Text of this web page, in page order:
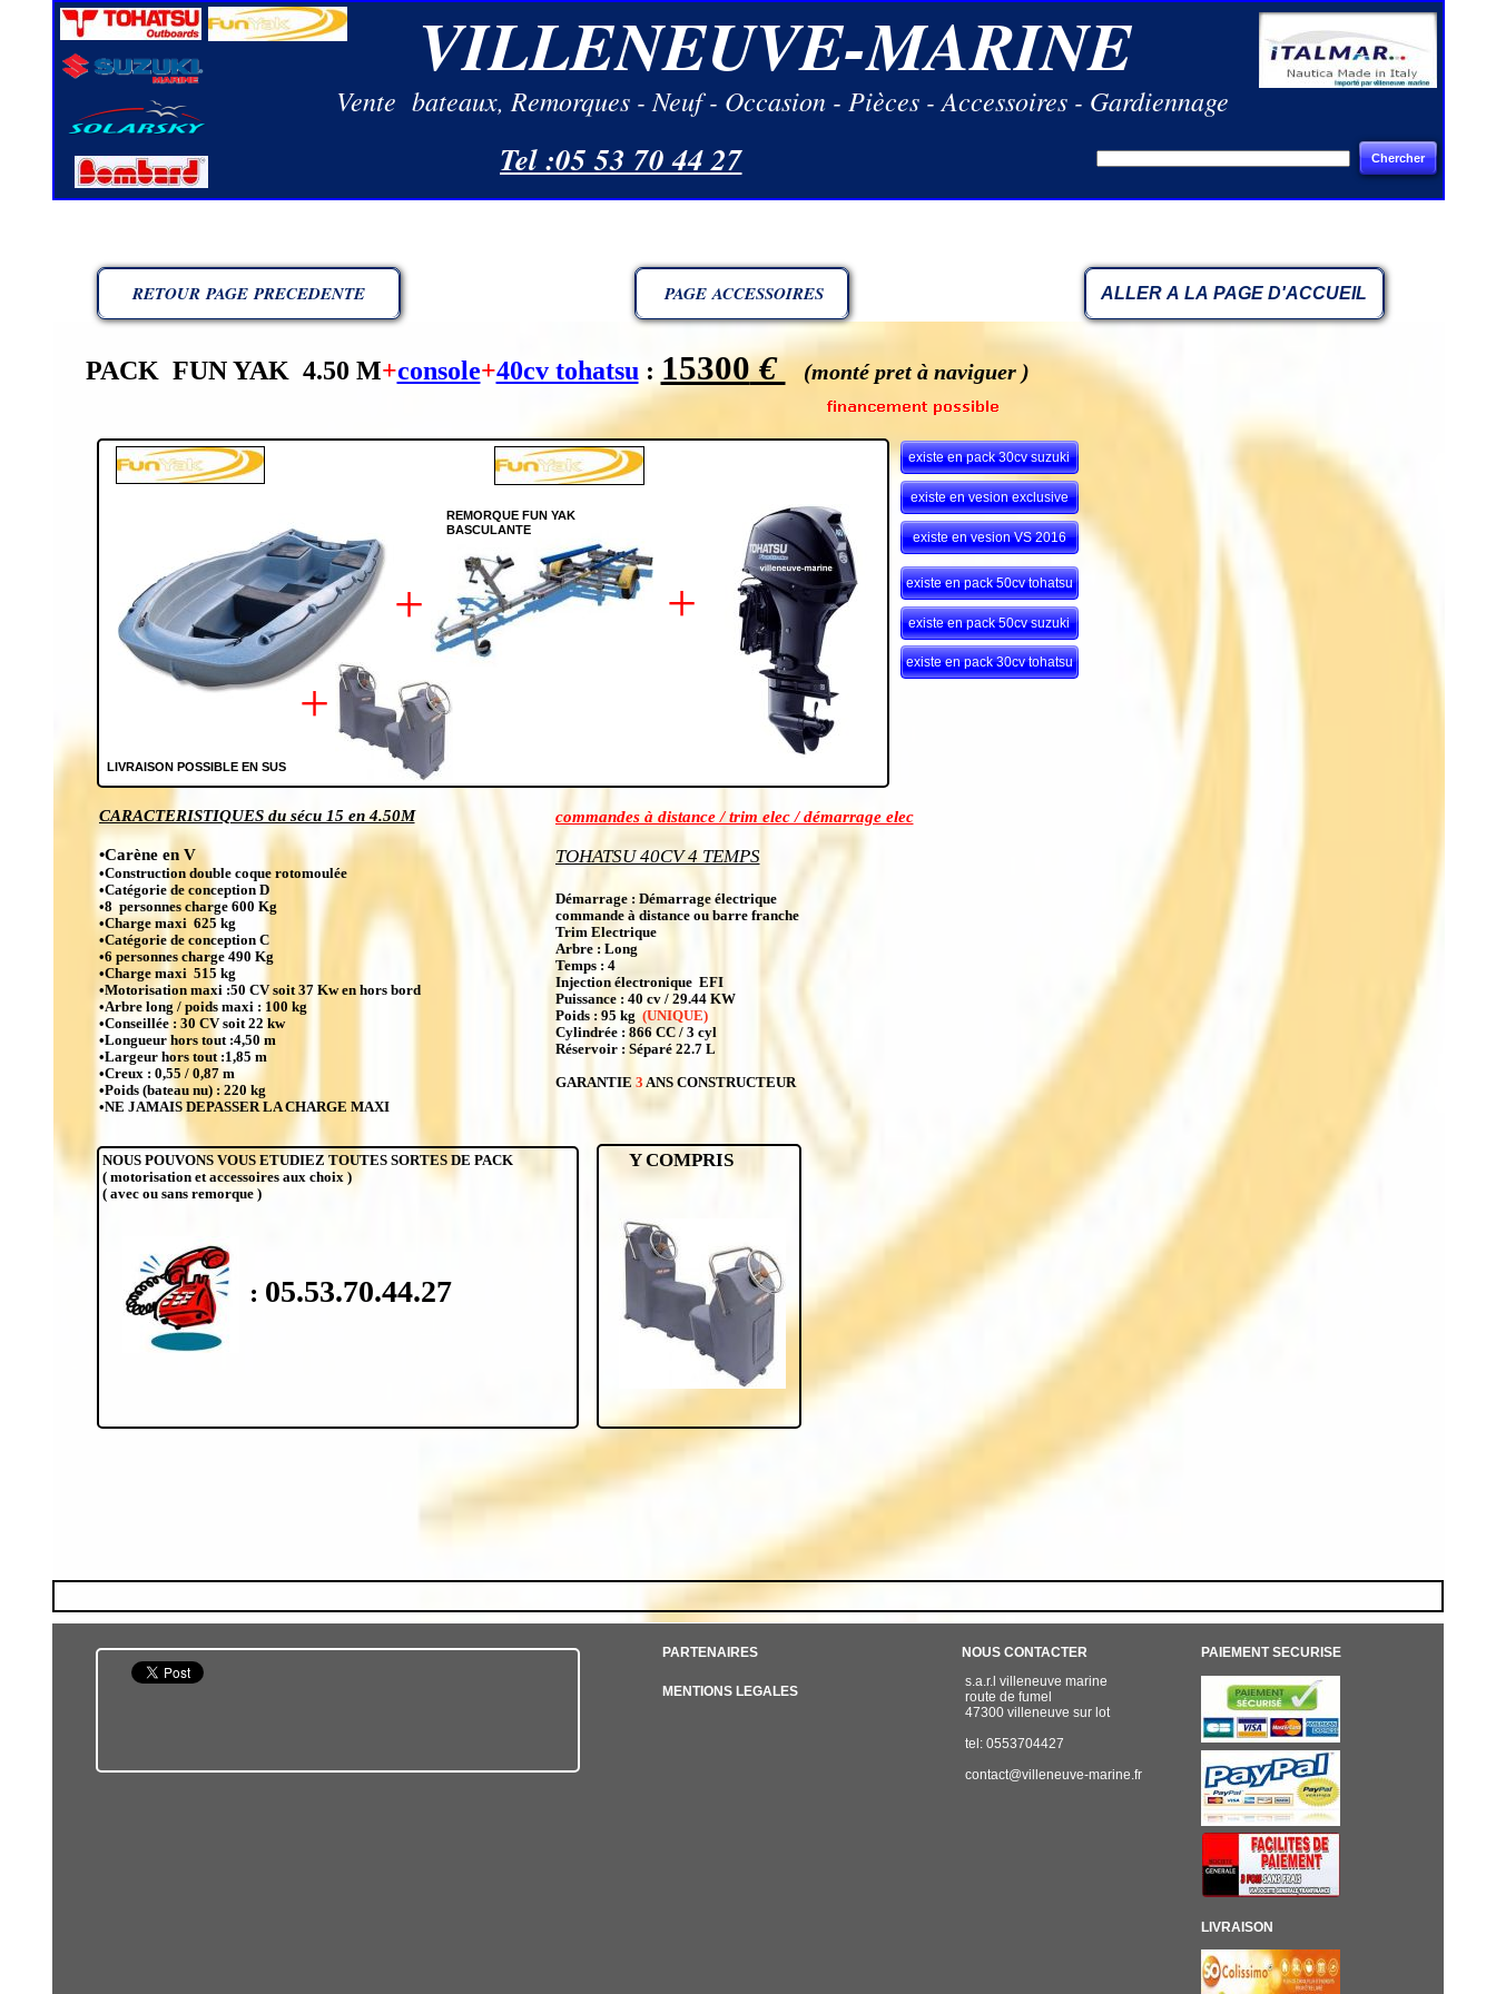
existe en pack 50cv tohatsu
existe en pack 30cv tohatsu
existe en pack 50cv suzuki
existe en pack 30cv suzuki
existe en vesion VS 2016
existe en vesion exclusive
+
REMORQUE FUN YAK
BASCULANTE
+
LIVRAISON POSSIBLE EN SUS
commandes à distance / trim elec / démarrage elec
TOHATSU 40CV 4 TEMPS
Démarrage : Démarrage électrique
commande à distance ou barre franche
Trim Electrique
Arbre : Long
Temps : 4
Injection électronique EFI
Puissance : 40 cv / 29.44 KW
Poids : 95 kg (UNIQUE)
Cylindrée : 866 CC / 3 cyl
Réservoir : Séparé 22.7 L
GARANTIE 3 ANS CONSTRUCTEUR
: 05.53.70.44.27
NOUS POUVONS VOUS ETUDIEZ TOUTES SORTES DE PACK
( motorisation et accessoires aux choix )
( avec ou sans remorque )
+
CARACTERISTIQUES du sécu 15 en 4.50M
•Carène en V
•Construction double coque rotomoulée
•Catégorie de conception D
•8 personnes charge 600 Kg
•Charge maxi 625 kg
•Catégorie de conception C
•6 personnes charge 490 Kg
•Charge maxi 515 kg
•Motorisation maxi :50 CV soit 37 Kw en hors bord
•Arbre long / poids maxi : 100 kg
•Conseillée : 30 CV soit 22 kw
•Longueur hors tout :4,50 m
•Largeur hors tout :1,85 m
•Creux : 0,55 / 0,87 m
•Poids (bateau nu) : 220 kg
•NE JAMAIS DEPASSER LA CHARGE MAXI
Y COMPRIS
PACK FUN YAK 4.50 M+console+40cv tohatsu : 15300€ (monté pret à naviguer )
Chercher
Tel :05 53 70 44 27
VILLENEUVE-MARINE
Vente bateaux, Remorques - Neuf - Occasion - Pièces - Accessoires - Gardiennage
PAGE ACCESSOIRES ALLER A LA PAGE D'ACCUEIL
RETOUR PAGE PRECEDENTE
LIVRAISON
PAIEMENT SECURISE
s.a.r.l villeneuve marine
route de fumel
47300 villeneuve sur lot
tel: 0553704427
contact@villeneuve-marine.fr
NOUS CONTACTER
PARTENAIRES
MENTIONS LEGALES